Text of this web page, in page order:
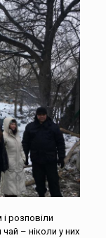
розповіли
– ніколи у них